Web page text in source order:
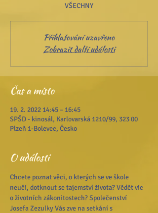
VŠECHNY
Přihlašování uzavřeno
Zobrazit další události
Čas a místo
19. 2. 2022 14:45 – 16:45
SPŠD - kinosál, Karlovarská 1210/99, 323 00
Plzeň 1-Bolevec, Česko
O události
Chcete poznat věci, o kterých se ve škole
neučí, dotknout se tajemství života? Vědět víc
o životních zákonitostech? Společenství
Josefa Zezulky Vás zve na setkání s